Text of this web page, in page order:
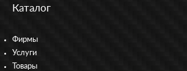
Каталог
Фирмы
Услуги
Товары